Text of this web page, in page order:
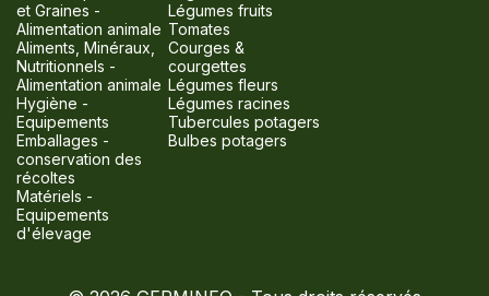
et Graines -
Alimentation animale
Aliments, Minéraux,
Nutritionnels -
Alimentation animale
Hygiène -
Equipements
Emballages -
conservation des
récoltes
Matériels -
Equipements
d'élevage
Légumes fruits
Tomates
Courges &
courgettes
Légumes fleurs
Légumes racines
Tubercules potagers
Bulbes potagers